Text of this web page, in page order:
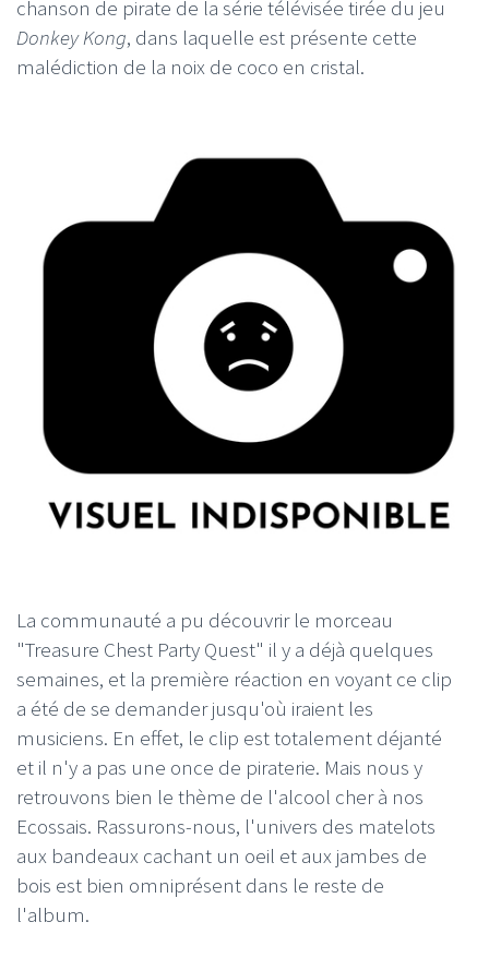
chanson de pirate de la série télévisée tirée du jeu
Donkey Kong, dans laquelle est présente cette
malédiction de la noix de coco en cristal.
La communauté a pu découvrir le morceau
"Treasure Chest Party Quest" il y a déjà quelques
semaines, et la première réaction en voyant ce clip
a été de se demander jusqu'où iraient les
musiciens. En effet, le clip est totalement déjanté
et il n'y a pas une once de piraterie. Mais nous y
retrouvons bien le thème de l'alcool cher à nos
Ecossais. Rassurons-nous, l'univers des matelots
aux bandeaux cachant un oeil et aux jambes de
bois est bien omniprésent dans le reste de
l'album.